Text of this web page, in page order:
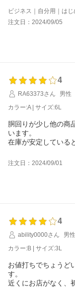
ビジネス｜自分用｜はじ
注文日：2024/09/05
4
RA63373さん
男性
カラー:A | サイズ:6L
胴回りが少し他の商
います。
在庫が安定している
注文日：2024/09/01
4
ability0000さん
男性
カラー:B | サイズ:3L
お値打ちでちょうど
す。
近くにお店がなく、